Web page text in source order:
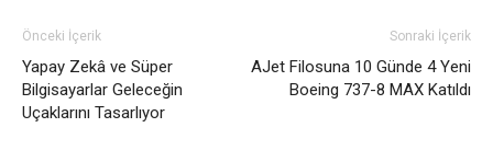
Önceki İçerik
Yapay Zekâ ve Süper
Bilgisayarlar Geleceğin
Uçaklarını Tasarlıyor
Sonraki İçerik
AJet Filosuna 10 Günde 4 Yeni
Boeing 737-8 MAX Katıldı